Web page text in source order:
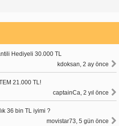
Hediyeli 30.000 TL
kdoksan, 2 ay önce
21.000 TL!
captainCa, 2 yıl önce
36 bin TL iyimi ?
movistar73, 5 gün önce